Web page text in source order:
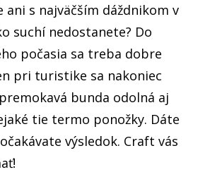
ani s najväčším dáždnikom v
suchí nedostanete? Do
počasia sa treba dobre
pri turistike sa nakoniec
bunda odolná aj
tie termo ponožky. Dáte
výsledok. Craft vás